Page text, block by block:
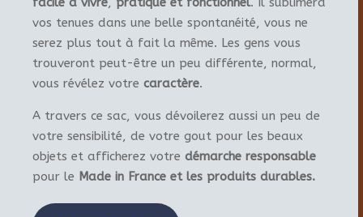
vos tenues dans une belle spontanéité, vous ne
serez plus tout à fait la même. Les gens vous
trouveront peut-être un peu différente, normal,
vous révélez votre caractère.
A travers ce sac, vous dévoilerez aussi un peu de
votre sensibilité, de votre gout pour les beaux
objets et afficherez votre démarche responsable
pour le Made in France et les produits durables.